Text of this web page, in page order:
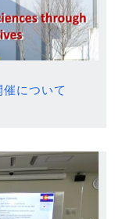
について